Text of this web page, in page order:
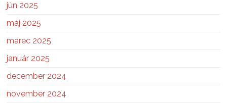
jún 2025
máj 2025
marec 2025
január 2025
december 2024
november 2024